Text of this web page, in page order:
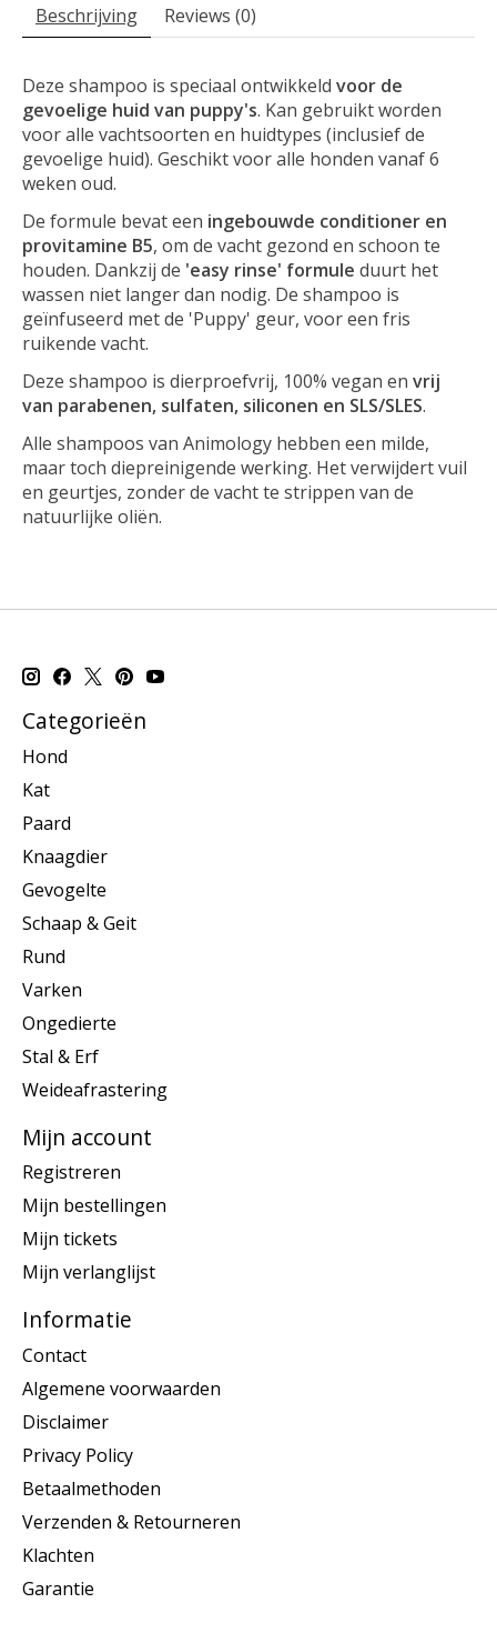
Beschrijving Reviews (0)
Deze shampoo is speciaal ontwikkeld voor de
gevoelige huid van puppy's. Kan gebruikt worden
voor alle vachtsoorten en huidtypes (inclusief de
gevoelige huid). Geschikt voor alle honden vanaf 6
weken oud.
De formule bevat een ingebouwde conditioner en
provitamine B5, om de vacht gezond en schoon te
houden. Dankzij de 'easy rinse' formule duurt het
wassen niet langer dan nodig. De shampoo is
geïnfuseerd met de 'Puppy' geur, voor een fris
ruikende vacht.
Deze shampoo is dierproefvrij, 100% vegan en vrij
van parabenen, sulfaten, siliconen en SLS/SLES.
Alle shampoos van Animology hebben een milde,
maar toch diepreinigende werking. Het verwijdert vuil
en geurtjes, zonder de vacht te strippen van de
natuurlijke oliën.
Categorieën
Hond
Kat
Paard
Knaagdier
Gevogelte
Schaap & Geit
Rund
Varken
Ongedierte
Stal & Erf
Weideafrastering
Mijn account
Registreren
Mijn bestellingen
Mijn tickets
Mijn verlanglijst
Informatie
Contact
Algemene voorwaarden
Disclaimer
Privacy Policy
Betaalmethoden
Verzenden & Retourneren
Klachten
Garantie